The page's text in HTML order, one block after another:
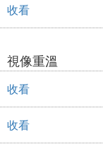
收看
視像重溫
收看
收看